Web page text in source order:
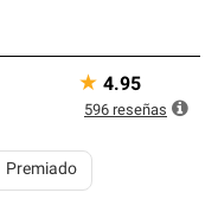
Premiado
★ 4.95
596 reseñas